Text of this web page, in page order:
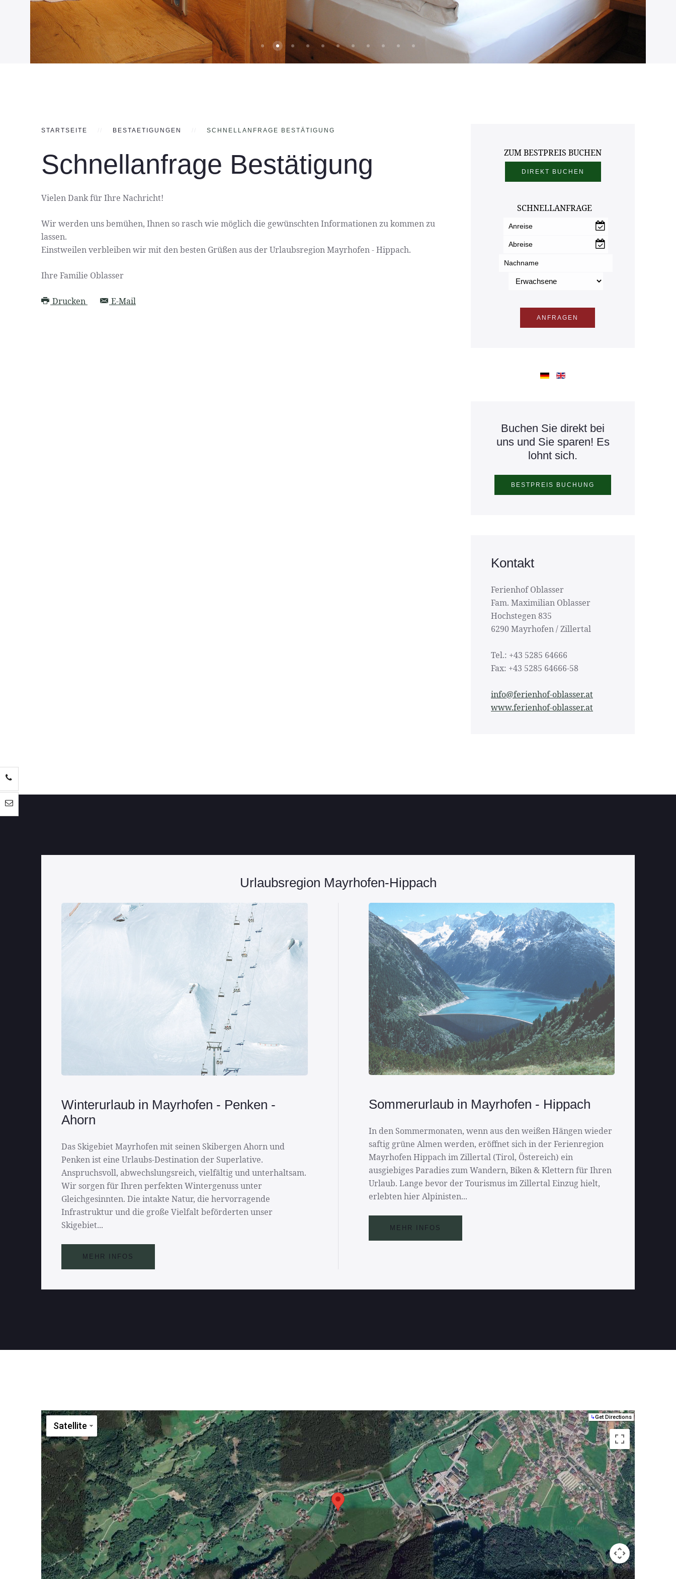
Slide Ferienhof Oblasser Aussen 2
Romantik Suite
Slide Mayrhofen Sommer 1
Slide Mayrhofen Sommer 2
Mayrhofen Bei Nacht
Slide Ferienhof Oblasser Aussen 1
Slide Mayrhofen Sommer 3
Slide Mayrhofen Winter 1
Slide Mayrhofen Winter 2
Slide Mayrhofen Winter 3
Slide Mayrhofen Winter 4
STARTSEITE BESTAETIGUNGEN SCHNELLANFRAGE BESTÄTIGUNG
Schnellanfrage Bestätigung
Vielen Dank für Ihre Nachricht!
Wir werden uns bemühen, Ihnen so rasch wie möglich die gewünschten Informationen zu kommen zu
lassen.
Einstweilen verbleiben wir mit den besten Grüßen aus der Urlaubsregion Mayrhofen - Hippach.
Ihre Familie Oblasser
Drucken E-Mail
ZUM BESTPREIS BUCHEN
SCHNELLANFRAGE
Buchen Sie direkt bei
uns und Sie sparen! Es
lohnt sich.
Kontakt
Ferienhof Oblasser
Fam. Maximilian Oblasser
Hochstegen 835
6290 Mayrhofen / Zillertal
Tel.: +43 5285 64666
Fax: +43 5285 64666-58
info@ferienhof-oblasser.at
www.ferienhof-oblasser.at
Urlaubsregion Mayrhofen-Hippach
Winterurlaub in Mayrhofen - Penken -
Ahorn
Das Skigebiet Mayrhofen mit seinen Skibergen Ahorn und
Penken ist eine Urlaubs-Destination der Superlative.
Anspruchsvoll, abwechslungsreich, vielfältig und unterhaltsam.
Wir sorgen für Ihren perfekten Wintergenuss unter
Gleichgesinnten. Die intakte Natur, die hervorragende
Infrastruktur und die große Vielfalt beförderten unser
Skigebiet...
MEHR INFOS
Sommerurlaub in Mayrhofen - Hippach
In den Sommermonaten, wenn aus den weißen Hängen wieder
saftig grüne Almen werden, eröffnet sich in der Ferienregion
Mayrhofen Hippach im Zillertal (Tirol, Östereich) ein
ausgiebiges Paradies zum Wandern, Biken & Klettern für Ihren
Urlaub. Lange bevor der Tourismus im Zillertal Einzug hielt,
erlebten hier Alpinisten...
MEHR INFOS
Satellite
↳Get Directions